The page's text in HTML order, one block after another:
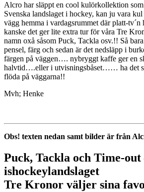
Alcro har släppt en cool kulörkollektion
Svenska landslaget i hockey, kan ju vara
vägg hemma i vardagsrummet där platt-tv´n
kanske det ger lite extra tur för våra Tre
namn oxå såsom Puck, Tackla osv.!! Så
pensel, färg och sedan är det nedsläpp i
färgen på väggen…. nybryggt kaffe ger en
halvtid….eller i utvisningsbåset…… ha det
flöda på väggarna!!
Mvh; Henke
Obs! texten nedan samt bilder är från
Puck, Tackla och Time-out
ishockeylandslaget
Tre Kronor väljer sina